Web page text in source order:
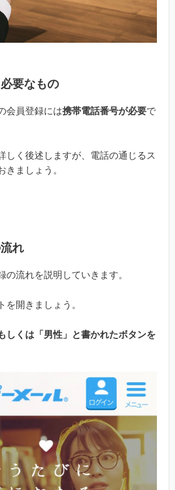
要なもの
会員登録には携帯電話番号が必要で
しく後述しますが、電話の通じるス
きましょう。
れ
の流れを説明していきます。
を開きましょう。
しくは「男性」と書かれたボタンを